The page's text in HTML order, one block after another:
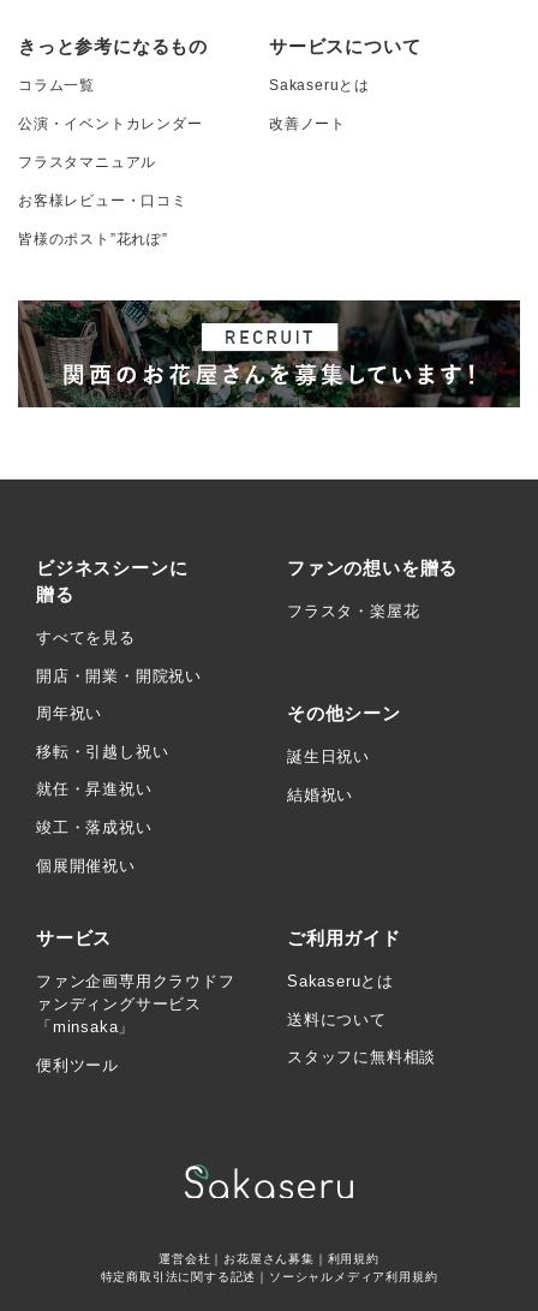
きっと参考になるもの
コラム一覧
公演・イベントカレンダー
フラスタマニュアル
お客様レビュー・口コミ
皆様のポスト”花れぽ”
サービスについて
Sakaseruとは
改善ノート
ビジネスシーンに
贈る
すべてを見る
開店・開業・開院祝い
周年祝い
移転・引越し祝い
就任・昇進祝い
竣工・落成祝い
個展開催祝い
ファンの想いを贈る
フラスタ・楽屋花
その他シーン
誕生日祝い
結婚祝い
サービス
ファン企画専用クラウドフ
ァンディングサービス
「minsaka」
便利ツール
ご利用ガイド
Sakaseruとは
送料について
スタッフに無料相談
運営会社 ｜ お花屋さん募集 ｜ 利用規約
特定商取引法に関する記述 ｜ ソーシャルメディア利用規約